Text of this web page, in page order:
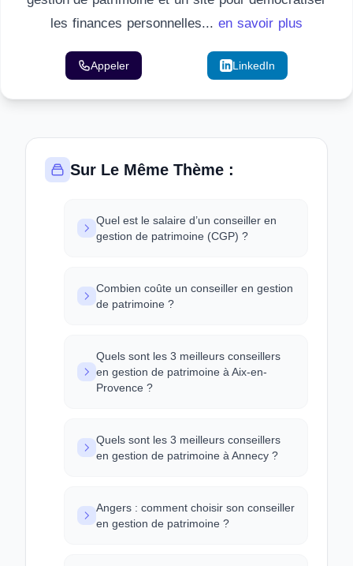
les finances personnelles... en savoir plus
Appeler LinkedIn
Sur Le Même Thème :
Quel est le salaire d’un conseiller en
gestion de patrimoine (CGP) ?
Combien coûte un conseiller en gestion
de patrimoine ?
Quels sont les 3 meilleurs conseillers
en gestion de patrimoine à Aix-en-
Provence ?
Quels sont les 3 meilleurs conseillers
en gestion de patrimoine à Annecy ?
Angers : comment choisir son conseiller
en gestion de patrimoine ?